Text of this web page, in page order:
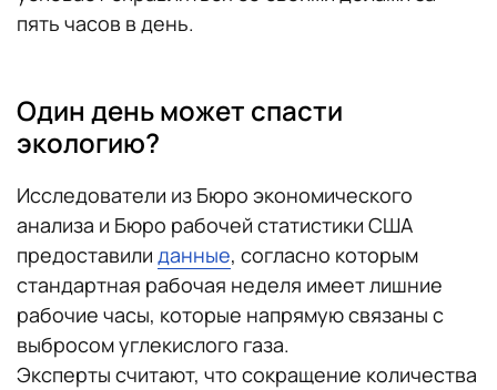
пять часов в день.
Один день может спасти
экологию?
Исследователи из Бюро экономического
анализа и Бюро рабочей статистики США
предоставили данные, согласно которым
стандартная рабочая неделя имеет лишние
рабочие часы, которые напрямую связаны с
выбросом углекислого газа.
Эксперты считают, что сокращение количества